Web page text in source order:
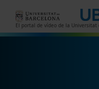
El portal de vídeo de la Universitat